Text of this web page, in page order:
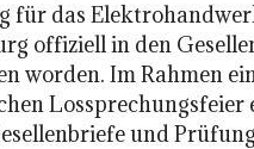
für das
offiziell in den
worden. Im Rahmen
Lossprechungsfeier
und